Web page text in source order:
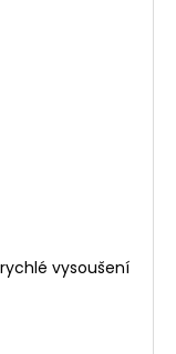
vysoušení